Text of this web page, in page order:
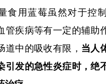
食用蓝莓虽然对于控
管疾病等有一定的辅助
道中的吸收有限， 当人
引发的急性炎症时，绝